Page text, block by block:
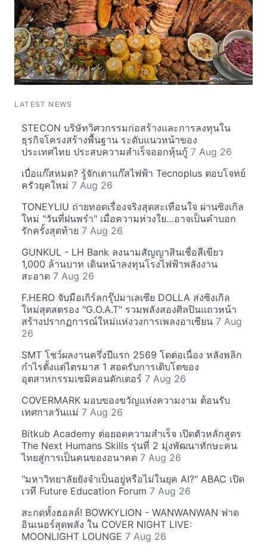
LATEST NEWS
STECON บริษัทวิศวกรรมก่อสร้างและการลงทุนใน
ธุรกิจโครงสร้างพื้นฐาน ระดับแนวหน้าของ
ประเทศไทย ประสบความสำเร็จออกหุ้นกู้ 7 Aug 26
เบื่อแก๊สหมด? รู้จักเตาแก๊สไฟฟ้า Tecnoplus ตอบโจทย์
ครัวยุคใหม่ 7 Aug 26
TONEYLIU ถ่ายทอดเรื่องจริงสุดสะเทือนใจ ผ่านซิงเกิล
ใหม่ "วันที่ฝนพรำ" เมื่อความห่วงใย…อาจเป็นคำบอก
รักครั้งสุดท้าย 7 Aug 26
GUNKUL - LH Bank ลงนามสัญญาสินเชื่อสีเขียว
1,000 ล้านบาท เดินหน้าลงทุนโรงไฟฟ้าพลังงาน
สะอาด 7 Aug 26
F.HERO จับมือเกิร์ลกรุ๊ปมาเลเซีย DOLLA ส่งซิงเกิล
ใหม่สุดสตรอง "G.O.A.T" รวมพลังสองศิลปินแถวหน้า
สร้างปรากฏการณ์ใหม่แห่งวงการเพลงอาเซียน 7 Aug
26
SMT โชว์ผลงานครึ่งปีแรก 2569 โตต่อเนื่อง หลังพลิก
กำไรตั้งแต่ไตรมาส 1 สอดรับการเติบโตของ
อุตสาหกรรมเซมิคอนดักเตอร์ 7 Aug 26
COVERMARK มอบของขวัญแห่งความงาม ต้อนรับ
เทศกาลวันแม่ 7 Aug 26
Bitkub Academy ต่อยอดความสำเร็จ เปิดตัวหลักสูตร
The Next Humans Skills รุ่นที่ 2 มุ่งพัฒนาทักษะคน
ไทยสู่การเป็นคนของอนาคต 7 Aug 26
"มหาวิทยาลัยยังจำเป็นอยู่หรือไม่ในยุค AI?" ABAC เปิด
เวที Future Education Forum 7 Aug 26
สะกดทั้งฮอลล์! BOWKYLION - WANWANWAN ฟาด
อินเนอร์สุดพลัง ใน COVER NIGHT LIVE:
MOONLIGHT LOUNGE 7 Aug 26